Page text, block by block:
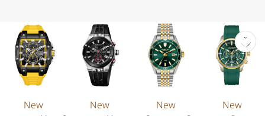
New
New
New
New